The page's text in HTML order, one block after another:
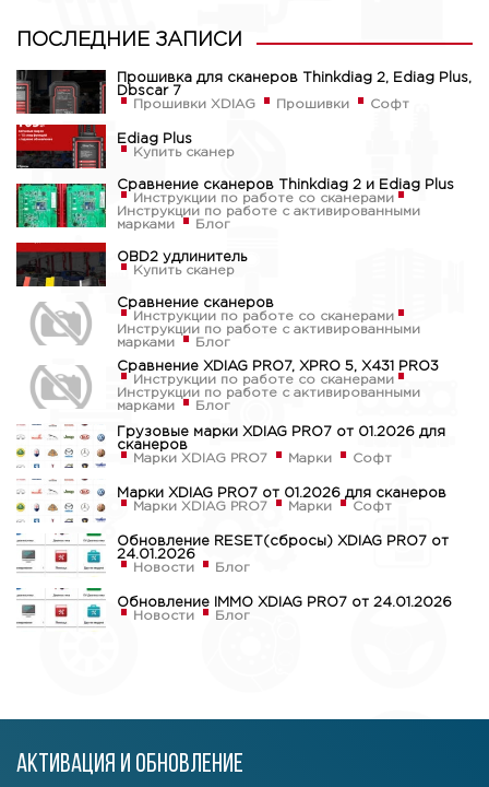
ПОСЛЕДНИЕ ЗАПИСИ
Прошивка для сканеров Thinkdiag 2, Ediag Plus,
Dbscar 7
Прошивки XDIAG
Прошивки Софт
Ediag Plus
Купить сканер
Сравнение сканеров Thinkdiag 2 и Ediag Plus
Инструкции по работе со сканерами
Инструкции по работе с активированными
марками
Блог
OBD2 удлинитель
Купить сканер
Сравнение сканеров
Инструкции по работе со сканерами
Инструкции по работе с активированными
марками
Блог
Сравнение XDIAG PRO7, XPRO 5, X431 PRO3
Инструкции по работе со сканерами
Инструкции по работе с активированными
марками
Блог
Грузовые марки XDIAG PRO7 от 01.2026 для
сканеров
Марки XDIAG PRO7
Марки Софт
Марки XDIAG PRO7 от 01.2026 для сканеров
Марки XDIAG PRO7
Марки Софт
Обновление RESET(сбросы) XDIAG PRO7 от
24.01.2026
Новости
Блог
Обновление IMMO XDIAG PRO7 от 24.01.2026
Новости
Блог
Активация и обновление